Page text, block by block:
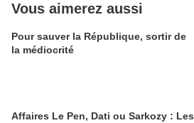
Vous aimerez aussi
Pour sauver la République, sortir de
la médiocrité
Affaires Le Pen, Dati ou Sarkozy : Les